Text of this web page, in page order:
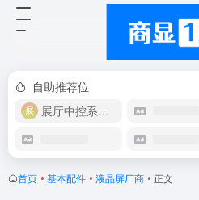
自助推荐位
展厅中控系统OEM
首页 • 基本配件 • 液晶屏厂商 • 正文